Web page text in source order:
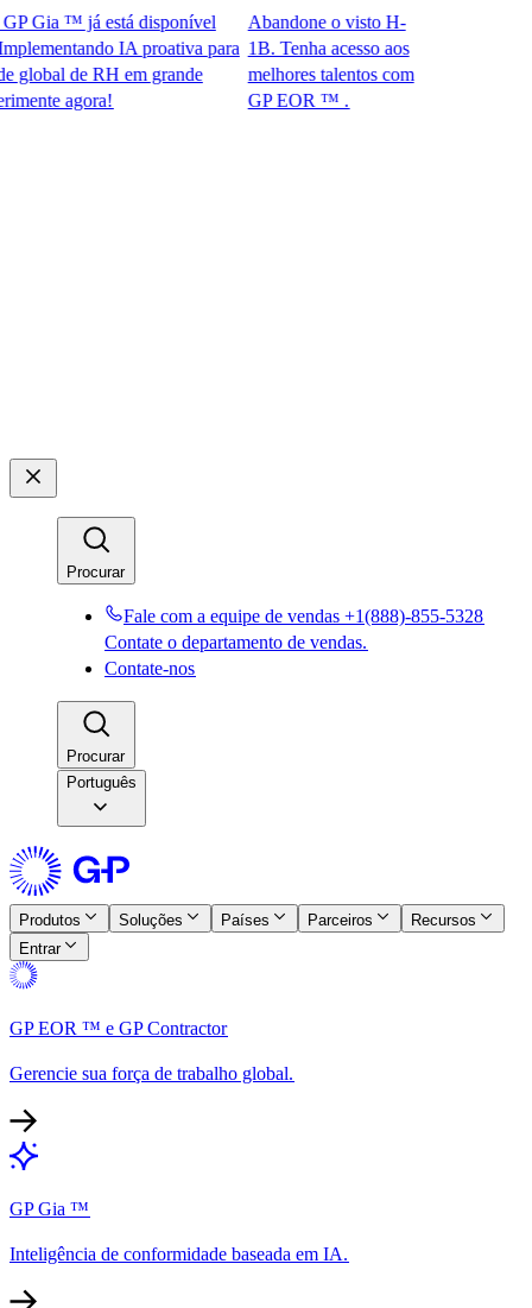
™ já está disponível
IA proativa para
de RH em grande
agora!​​
Abandone o visto H-
1B. Tenha acesso aos
melhores talentos com
GP EOR ™ .​​
Procurar​​
Fale com a equipe de vendas +1(888)-855-5328​​
Contate o departamento de vendas.​​
Contate-nos​​
Procurar​​
Português
Produtos​​ Soluções​​ Países​​ Parceiros​​
Recursos​​
Entrar​​
GP EOR ™ e GP Contractor​​
Gerencie sua força de trabalho global.​​
GP Gia ™​​
Inteligência de conformidade baseada em IA.​​